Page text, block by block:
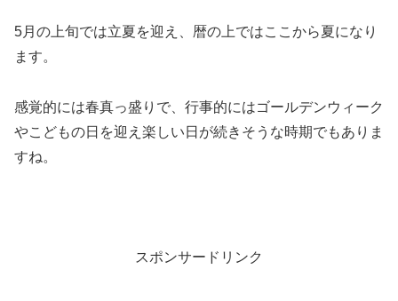
5月の上旬では立夏を迎え、暦の上ではここから夏になり
ます。
感覚的には春真っ盛りで、行事的にはゴールデンウィーク
やこどもの日を迎え楽しい日が続きそうな時期でもありま
すね。
スポンサードリンク